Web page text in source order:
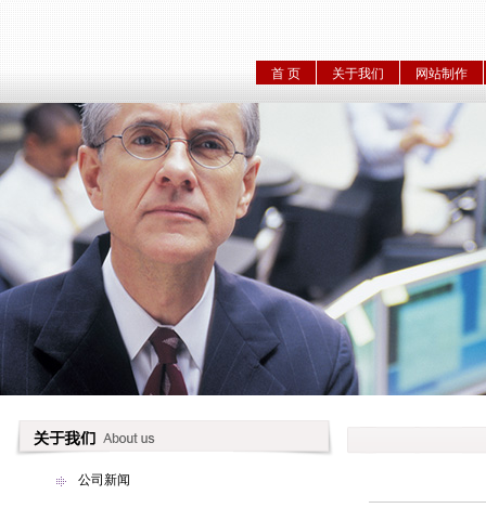
首 页 关于我们 网站制作
公司新闻